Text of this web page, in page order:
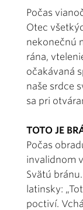
Počas
Otec
nekonečnú
rána,
očakávaná
naše srdce
sa pri
TOTO JE
Počas
invalidnom
Svätú
latinsky:
poctiví.